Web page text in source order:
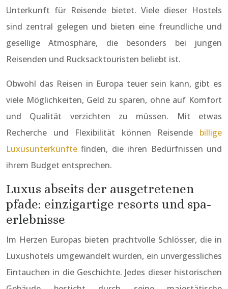
Unterkunft für Reisende bietet. Viele dieser Hostels
sind zentral gelegen und bieten eine freundliche und
gesellige Atmosphäre, die besonders bei jungen
Reisenden und Rucksacktouristen beliebt ist.
Obwohl das Reisen in Europa teuer sein kann, gibt es
viele Möglichkeiten, Geld zu sparen, ohne auf Komfort
und Qualität verzichten zu müssen. Mit etwas
Recherche und Flexibilität können Reisende billige
Luxusunterkünfte finden, die ihren Bedürfnissen und
ihrem Budget entsprechen.
Luxus abseits der ausgetretenen
pfade: einzigartige resorts und spa-
erlebnisse
Im Herzen Europas bieten prachtvolle Schlösser, die in
Luxushotels umgewandelt wurden, ein unvergessliches
Eintauchen in die Geschichte. Jedes dieser historischen